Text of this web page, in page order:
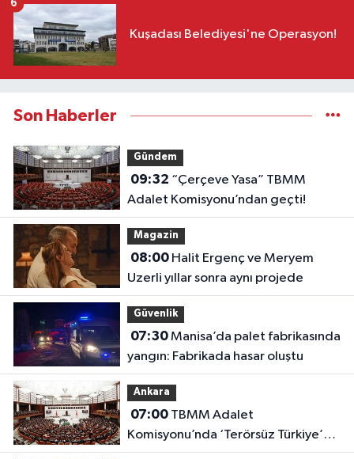
Kuşadası Belediyesi'ne Operasyon!
6
Son Haberler
Gündem
09:32
Adalet Komisyonu’ndan geçti!
Magazin
08:00Halit Ergenç ve Meryem
Uzerli yıllar sonra aynı projede
Güvenlik
07:30Manisa’da palet fabrikasında
yangın: Fabrikada hasar oluştu
Ankara
07:00TBMM Adalet
Komisyonu’nda ‘Terörsüz Türkiye’
çerçeve yasası görüşülüyor